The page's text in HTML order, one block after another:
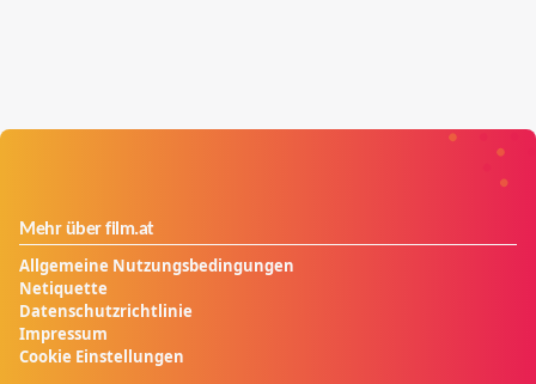
Mehr über film.at
Allgemeine Nutzungsbedingungen
Netiquette
Datenschutzrichtlinie
Impressum
Cookie Einstellungen